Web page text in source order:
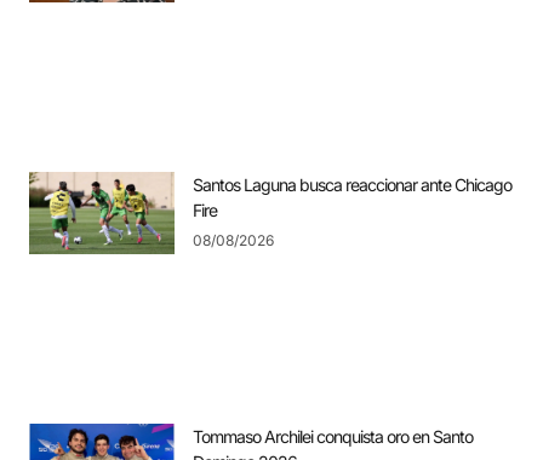
Santos Laguna busca reaccionar ante Chicago
Fire
08/08/2026
Tommaso Archilei conquista oro en Santo